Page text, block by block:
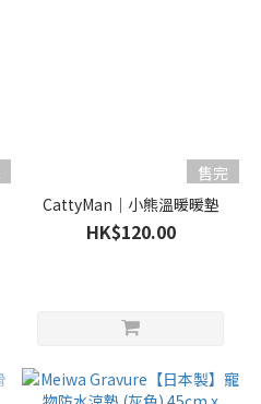
售完
CattyMan｜小熊溫暖暖墊
HK$120.00